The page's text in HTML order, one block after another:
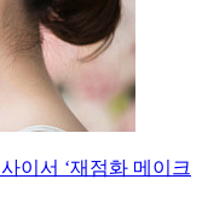
이서 ‘재점화 메이크